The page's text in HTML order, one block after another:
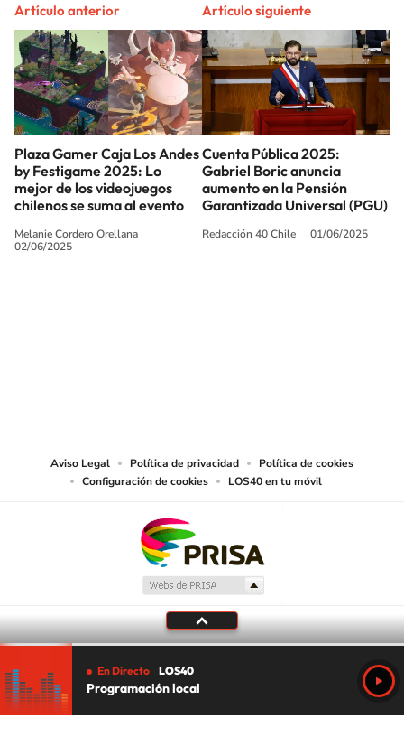
Artículo anterior
Plaza Gamer Caja Los Andes
by Festigame 2025: Lo
mejor de los videojuegos
chilenos se suma al evento
Melanie Cordero Orellana
02/06/2025
Artículo siguiente
Cuenta Pública 2025:
Gabriel Boric anuncia
aumento en la Pensión
Garantizada Universal (PGU)
Redacción 40 Chile 01/06/2025
Aviso Legal Política de privacidad
Política de cookies
Configuración de cookies
LOS40 en tu móvil
En Directo LOS40
Programación local